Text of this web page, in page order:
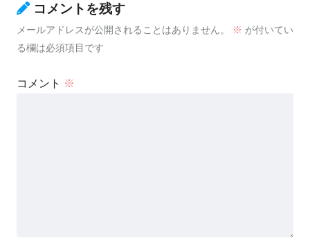
コメントを残す
メールアドレスが公開されることはありません。 ※ が付いてい
る欄は必須項目です
コメント ※